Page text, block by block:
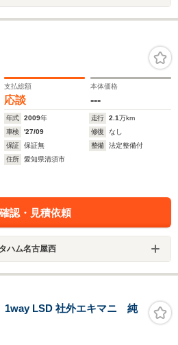
支払総額
応談
本体価格
---
年式 2009年 走行 2.1万km
車検
'27/09 修復
なし
保証
保証無 整備
法定整備付
住所
愛知県清須市
認・見積依頼
ハム名古屋西
LSD 社外エキマニ 純